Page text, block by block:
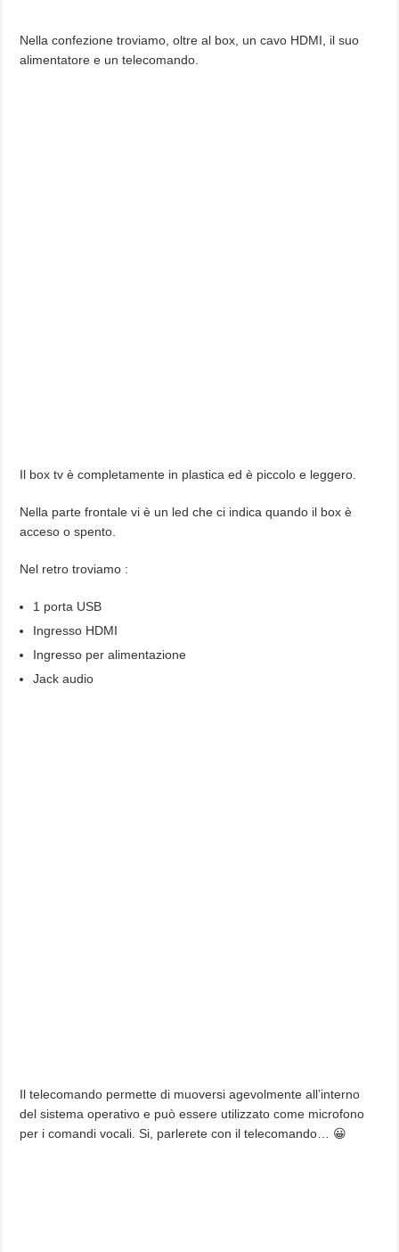
Nella confezione troviamo, oltre al box, un cavo HDMI, il suo
alimentatore e un telecomando.
Il box tv è completamente in plastica ed è piccolo e leggero.
Nella parte frontale vi è un led che ci indica quando il box è
acceso o spento.
Nel retro troviamo :
1 porta USB
Ingresso HDMI
Ingresso per alimentazione
Jack audio
Il telecomando permette di muoversi agevolmente all’interno
del sistema operativo e può essere utilizzato come microfono
per i comandi vocali. Si, parlerete con il telecomando… 😀